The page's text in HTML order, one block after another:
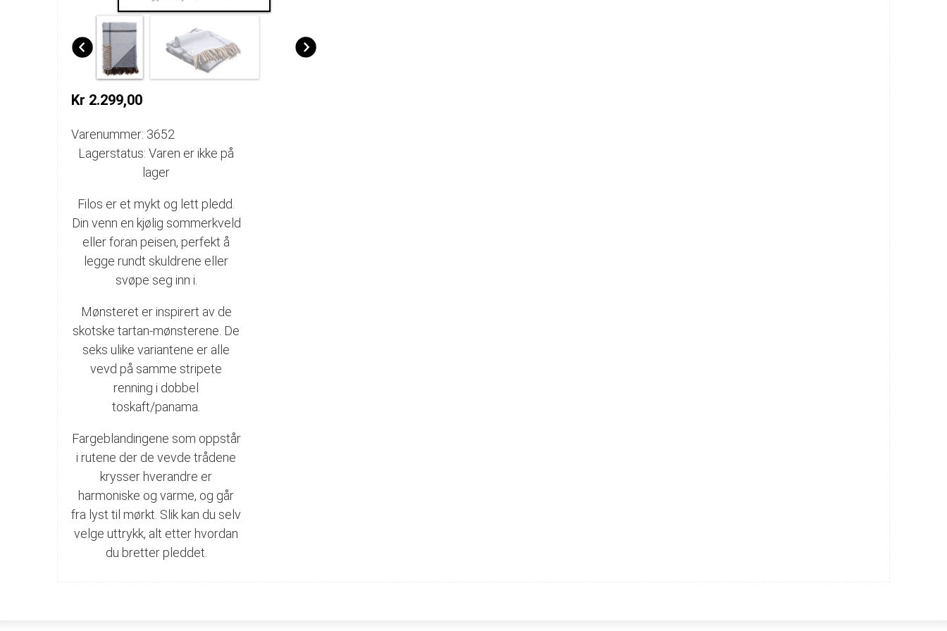
Kr 2.299,00
Varenummer: 3652
Lagerstatus: Varen er ikke på
lager
Filos er et mykt og lett pledd.
Din venn en kjølig sommerkveld
eller foran peisen, perfekt å
legge rundt skuldrene eller
svøpe seg inn i.
Mønsteret er inspirert av de
skotske tartan-mønsterene. De
seks ulike variantene er alle
vevd på samme stripete
renning i dobbel
toskaft/panama.
Fargeblandingene som oppstår
i rutene der de vevde trådene
krysser hverandre er
harmoniske og varme, og går
fra lyst til mørkt. Slik kan du selv
velge uttrykk, alt etter hvordan
du bretter pleddet.